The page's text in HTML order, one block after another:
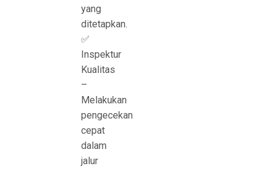
yang
ditetapkan.
✅
Inspektur
Kualitas
–
Melakukan
pengecekan
cepat
dalam
jalur